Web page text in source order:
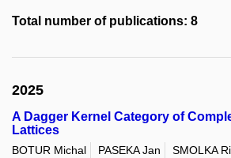
Total number of publications: 8
2025
A Dagger Kernel Category of
Lattices
BOTUR Michal PASEKA Jan
SMOLKA